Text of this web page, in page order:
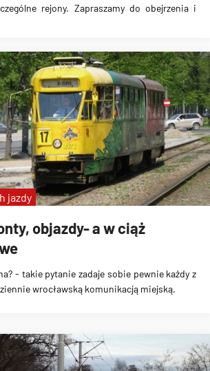
rejony. Zapraszamy do obejrzenia i
objazdy- a w ciąż
- takie pytanie zadaje sobie pewnie każdy z
wrocławską komunikacją miejską.
jazdy